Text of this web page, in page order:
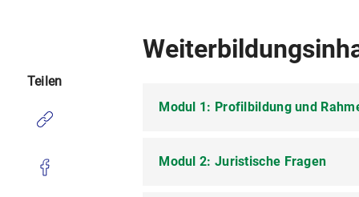
Modul 1: Profilbildung und
Kulturpolitik in Deutschland
Modul 2: Juristische Fragen
Teilen